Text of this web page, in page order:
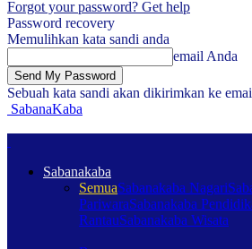
Forgot your password? Get help
Password recovery
Memulihkan kata sandi anda
email Anda
Sebuah kata sandi akan dikirimkan ke
SabanaKaba
Sabanakaba
SemuaSabanakaba Nagari
PariwaraSabanakaba
RantauSabanakaba Wisata